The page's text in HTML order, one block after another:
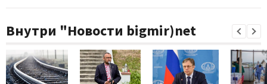
Внутри "Новости bigmir)net